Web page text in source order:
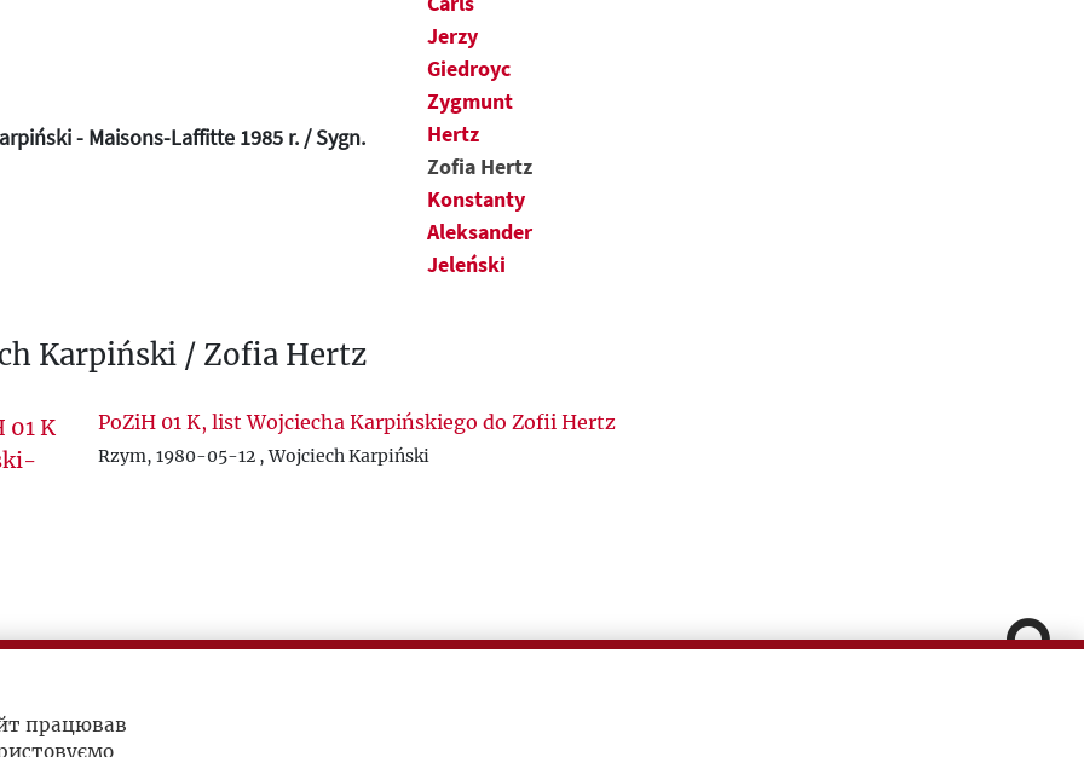
- Maisons-Laffitte 1985 r. / Sygn.
Jerzy
Giedroyc
Zygmunt
Hertz
Zofia Hertz
Konstanty
Aleksander
Jeleński
Karpiński / Zofia Hertz
PoZiH 01 K, list Wojciecha Karpińskiego do Zofii Hertz
Rzym, 1980-05-12 , Wojciech Karpiński
1982-12-25 , Wojciech Karpiński
працював